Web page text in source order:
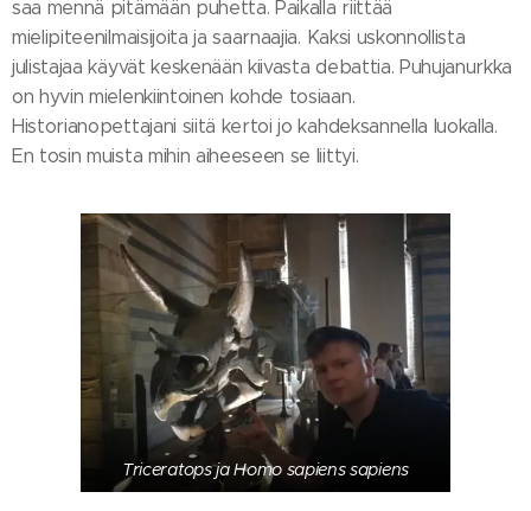
saa mennä pitämään puhetta. Paikalla riittää
mielipiteenilmaisijoita ja saarnaajia. Kaksi uskonnollista
julistajaa käyvät keskenään kiivasta debattia. Puhujanurkka
on hyvin mielenkiintoinen kohde tosiaan.
Historianopettajani siitä kertoi jo kahdeksannella luokalla.
En tosin muista mihin aiheeseen se liittyi.
Triceratops ja Homo sapiens sapiens